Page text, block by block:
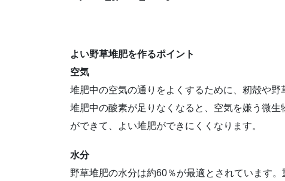
よい野草堆肥を作るポイント
空気
堆肥中の空気の通りをよくするために、籾殻や野
堆肥中の酸素が足りなくなると、空気を嫌う微
ができて、よい堆肥ができにくくなります。
水分
野草堆肥の水分は約60％が最適とされています